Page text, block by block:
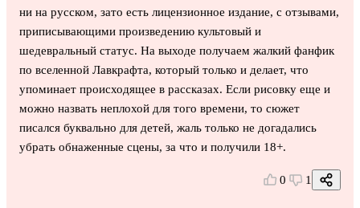
ни на русском, зато есть лицензионное издание, с отзывами,
приписывающими произведению культовый и
шедевральный статус. На выходе получаем жалкий фанфик
по вселенной Лавкрафта, который только и делает, что
упоминает происходящее в рассказах. Если рисовку еще и
можно назвать неплохой для того времени, то сюжет
писался буквально для детей, жаль только не догадались
убрать обнаженные сцены, за что и получили 18+.
0 1